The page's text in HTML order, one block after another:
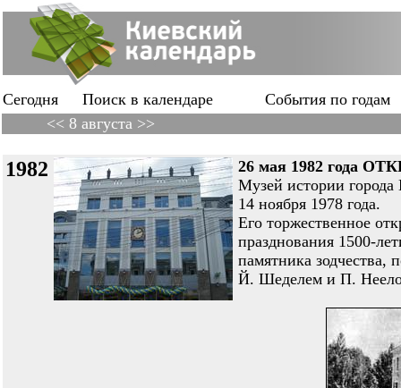
Сегодня Поиск в календаре
События по годам
<< 8 августа >>
1982
26 мая 1982 года
Музей истории города
14 ноября 1978 года.
Его торжественное
празднования 1500-
памятника зодчества,
Й. Шеделем и П.